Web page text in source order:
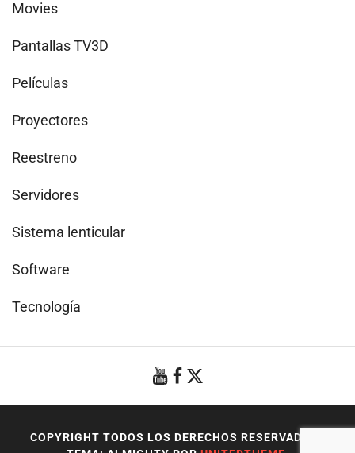
Movies
Pantallas TV3D
Películas
Proyectores
Reestreno
Servidores
Sistema lenticular
Software
Tecnología
COPYRIGHT TODOS LOS DERECHOS RESERVADOS